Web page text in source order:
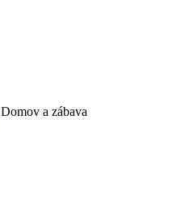
Domov a zábava